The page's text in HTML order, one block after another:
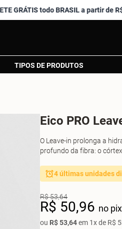
todo BRASIL a partir de R$ 139,90
TIPOS DE PRODUTOS
Eico PRO
O Leave-in prolonga a
profundo da fibra: o
4 últimas unidades
R$ 53,64
R$ 50,96 no
ou R$ 53,64em 1x de R$